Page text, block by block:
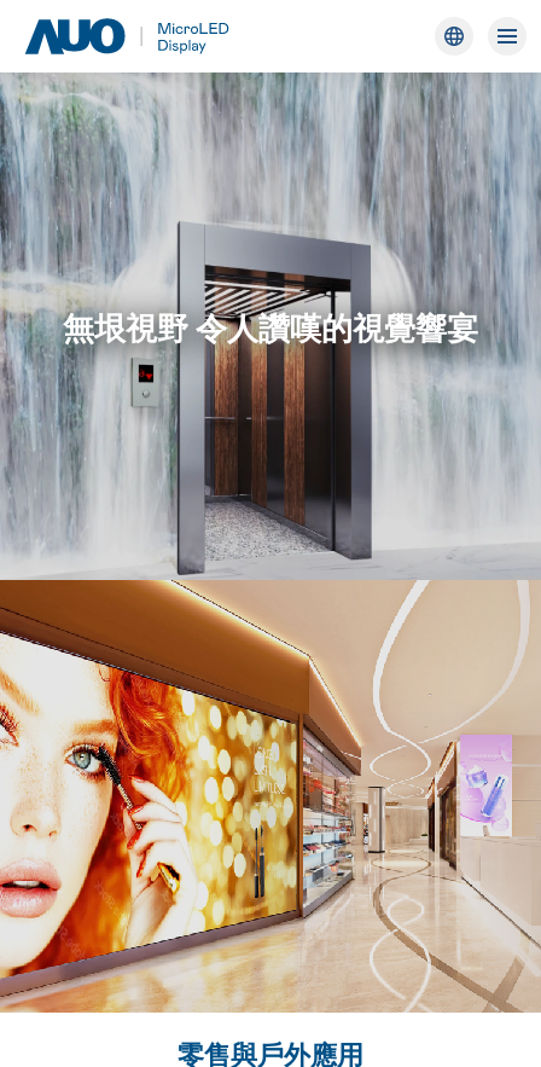
AUO
AUO indoor LED display creating a realistic waterfall effect
無垠視野 令人讚嘆的視覺響宴
零售與戶外應用